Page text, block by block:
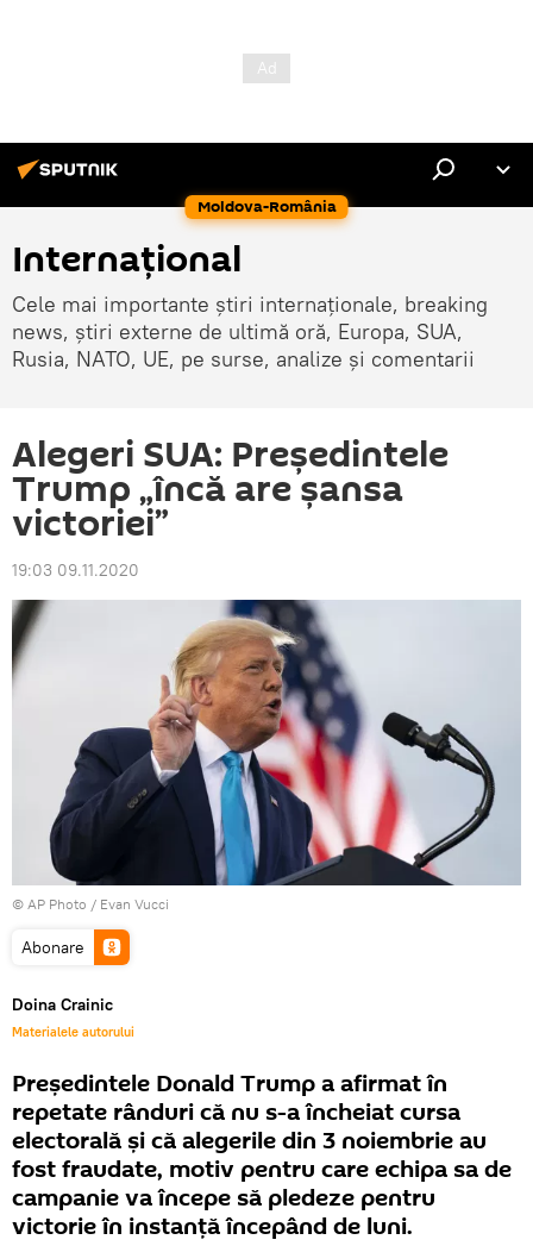
Moldova-România
Internaţional
Cele mai importante știri internaționale, breaking
news, știri externe de ultimă oră, Europa, SUA,
Rusia, NATO, UE, pe surse, analize și comentarii
Alegeri SUA: Președintele
Trump „încă are şansa
victoriei”
19:03 09.11.2020
© AP Photo / Evan Vucci
Abonare
Doina Crainic
Materialele autorului
Președintele Donald Trump a afirmat în
repetate rânduri că nu s-a încheiat cursa
electorală și că alegerile din 3 noiembrie au
fost fraudate, motiv pentru care echipa sa de
campanie va începe să pledeze pentru
victorie în instanță începând de luni.